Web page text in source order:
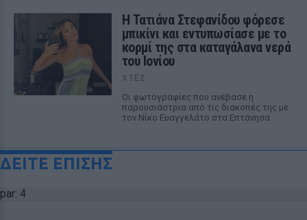
Η Τατιάνα Στεφανίδου φόρεσε
μπικίνι και εντυπωσίασε με το
κορμί της στα καταγάλανα νερά
του Ιονίου
ΧΤΕΣ
Οι φωτογραφίες που ανέβασε η
παρουσιάστρια από τις διακοπές της με
τον Νίκο Ευαγγελάτο στα Επτάνησα
ΔΕΙΤΕ ΕΠΙΣΗΣ
par: 4